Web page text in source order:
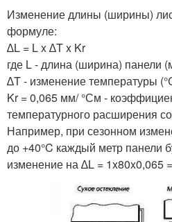
Изменение длины (ширины)
формуле:
∆L = L x ∆T x Kr
где L - длина (ширина) панели
∆T - изменение температуры
Kr = 0,065 мм/ °См -
температурного расширения
Например, при сезонном
до +40°C каждый метр панели
изменение на ∆L = 1x80x0,065